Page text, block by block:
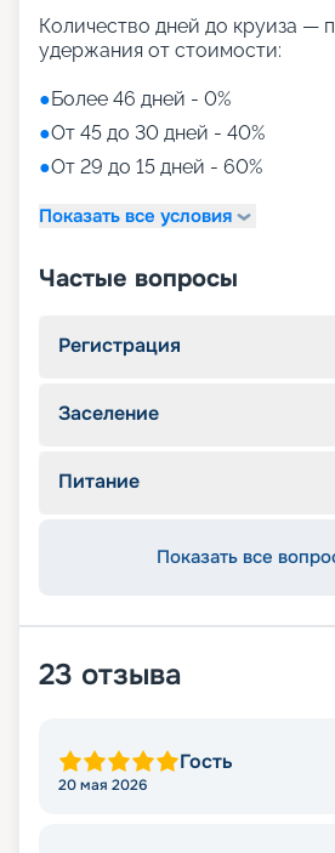
Количество дней до круиза —
удержания от стоимости:
●Более 46 дней - 0%
●От 45 до 30 дней - 40%
●От 29 до 15 дней - 60%
Показать все условия
Частые вопросы
Регистрация
Заселение
Питание
Показать все
23 отзыва
Гость
20 мая 2026